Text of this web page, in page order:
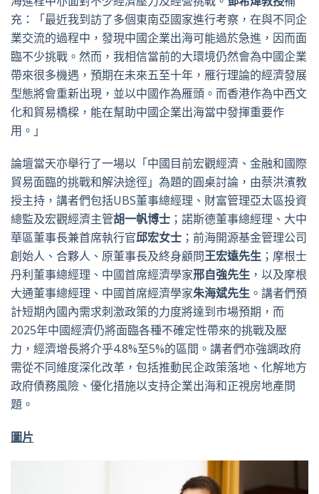
充：「最近我到訪了多個東南亞國家進行考察，在與不同企
業交流的過程中，發現中國企業出海可能過於急進，因而面
臨不少挑戰。然而，我相信當前的大環境仍然會為中國企業
帶來很多機遇，預期在未來五至十年，雁行理論的經濟發展
型態將會重新出現，並以中國作為雁頭。而香港作為中西文
化和貿易橋樑，能在幫助中國企業出海當中發揮重要作
用。」
論壇當天亦舉行了一場以「中國目前宏觀經濟、金融和國際
貿易面臨的挑戰和解決途徑」為題的圓桌討論，由蔡洪濱教
授主持，講者們包括UBS董事總經理、財富管理亞太區投資
總監及宏觀經濟主管胡一帆博士 ；諾斯德董事總經理、大中
華區董事長兼首席執行官邱宏女士 ；前海開源基金管理公司
創始人、合夥人、原董事長及終身顧問王宏遠先生 ；摩根士
丹利董事總經理、中國首席經濟學家邢自強先生 ，以及摩根
大通董事總經理、中國首席經濟學家朱海斌先生 。講者們預
計短期內國內需求刺激政策的力度將達到市場預期，而
2025年中國經濟仍將面臨各種不確定性帶來的挑戰及壓
力，經濟增長將介乎4.8%至5%的區間。講者們亦強調政府
需從不同維度深化改革，包括推動民企政策落地、化解地方
政府債務風險、優化措施以支持企業出海和正視房地產問
題。
圖片